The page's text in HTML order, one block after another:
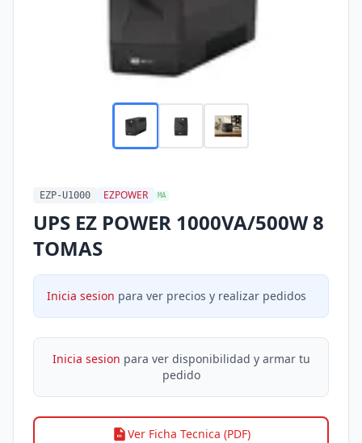
EZP-U1000 EZPOWER MA
UPS EZ POWER 1000VA/500W 8
TOMAS
Inicia sesion para ver precios y realizar pedidos
Inicia sesion para ver disponibilidad y armar tu
pedido
Ver Ficha Tecnica (PDF)